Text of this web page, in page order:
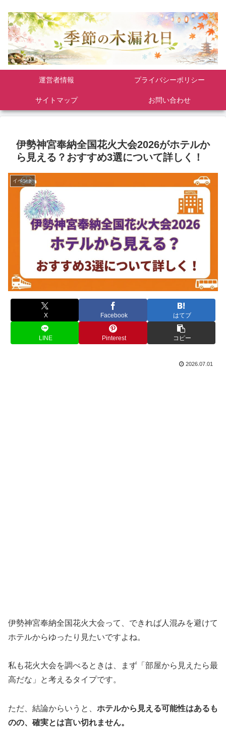
運営者情報 プライバシーポリシー
サイトマップ お問い合わせ
伊勢神宮奉納全国花火大会2026がホテルか
ら見える？おすすめ3選について詳しく！
イベント
X Facebook はてブ
LINE Pinterest コピー
2026.07.01
伊勢神宮奉納全国花火大会って、できれば人混みを避けて
ホテルからゆったり見たいですよね。
私も花火大会を調べるときは、まず「部屋から見えたら最
高だな」と考えるタイプです。
ただ、結論からいうと、 ホテルから見える可能性はあるも
のの、確実とは言い切れません。